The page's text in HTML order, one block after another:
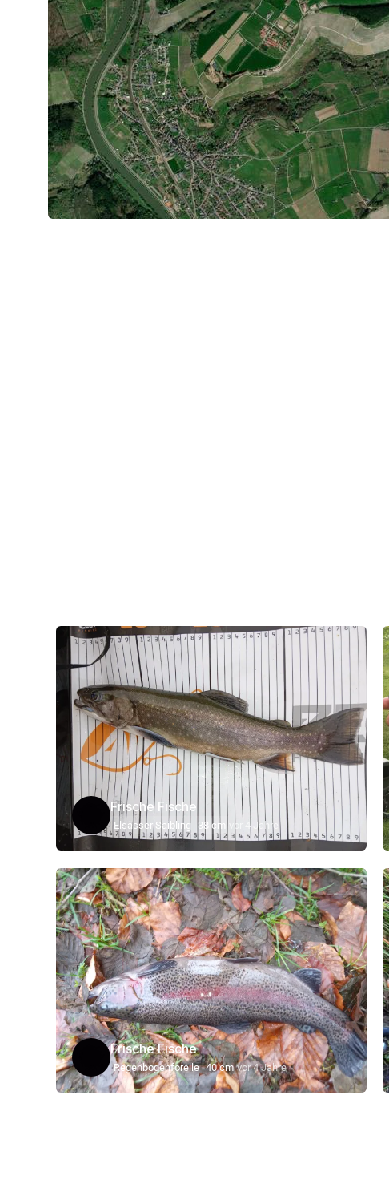
Frische Fische
Elsässer Saibling 38 cm vor 4 Jahre
Frische Fische
Regenbogenforelle 40 cm vor 4 Jahre